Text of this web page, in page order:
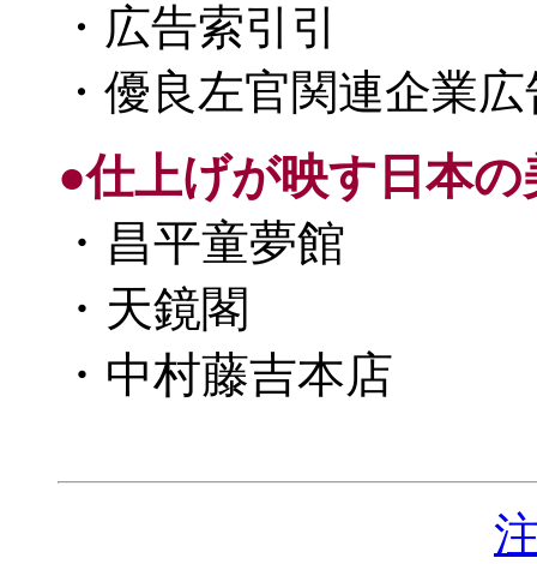
・広告索引引
・優良左官関連企業
●仕上げが映す日本の
・昌平童夢館
・天鏡閣
・中村藤吉本店